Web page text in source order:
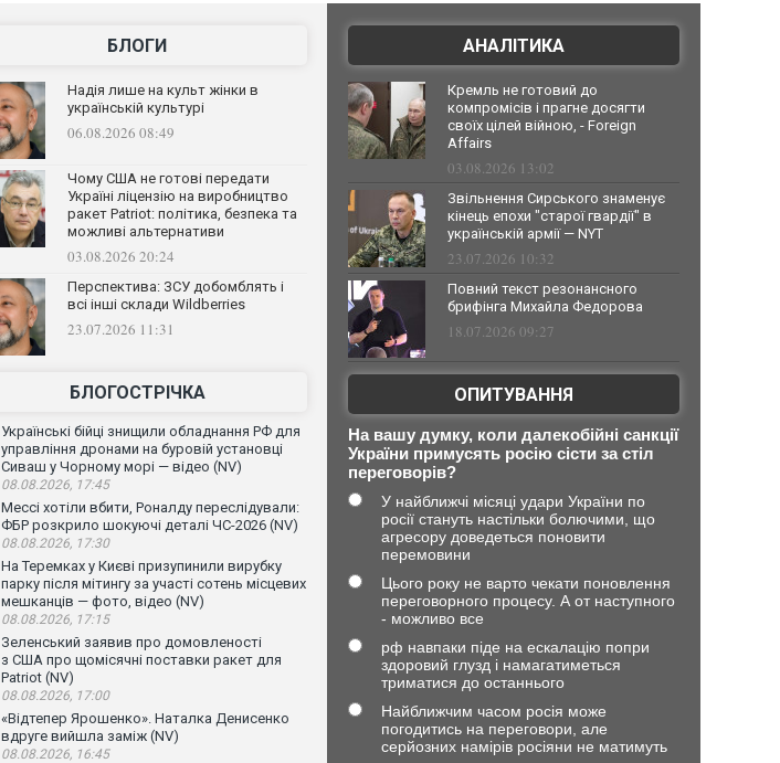
БЛОГИ
Надія лише на культ жінки в
українській культурі
06.08.2026 08:49
Чому США не готові передати
Україні ліцензію на виробництво
ракет Patriot: політика, безпека та
можливі альтернативи
03.08.2026 20:24
Перспектива: ЗСУ добомблять і
всі інші склади Wildberries
23.07.2026 11:31
БЛОГОСТРІЧКА
Українські бійці знищили обладнання РФ для
управління дронами на буровій установці
Сиваш у Чорному морі — відео (NV)
08.08.2026, 17:45
Мессі хотіли вбити, Роналду переслідували:
ФБР розкрило шокуючі деталі ЧС-2026 (NV)
08.08.2026, 17:30
На Теремках у Києві призупинили вирубку
парку після мітингу за участі сотень місцевих
мешканців — фото, відео (NV)
08.08.2026, 17:15
Зеленський заявив про домовленості
з США про щомісячні поставки ракет для
Patriot (NV)
08.08.2026, 17:00
«Відтепер Ярошенко». Наталка Денисенко
вдруге вийшла заміж (NV)
08.08.2026, 16:45
АНАЛІТИКА
Кремль не готовий до
компромісів і прагне досягти
своїх цілей війною, - Foreign
Affairs
03.08.2026 13:02
Звільнення Сирського знаменує
кінець епохи "старої гвардії" в
українській армії — NYT
23.07.2026 10:32
Повний текст резонансного
брифінга Михайла Федорова
18.07.2026 09:27
ОПИТУВАННЯ
На вашу думку, коли далекобійні санкції
України примусять росію сісти за стіл
переговорів?
У найближчі місяці удари України по
росії стануть настільки болючими, що
агресору доведеться поновити
перемовини
Цього року не варто чекати поновлення
переговорного процесу. А от наступного
- можливо все
рф навпаки піде на ескалацію попри
здоровий глузд і намагатиметься
триматися до останнього
Найближчим часом росія може
погодитись на переговори, але
серйозних намірів росіяни не матимуть